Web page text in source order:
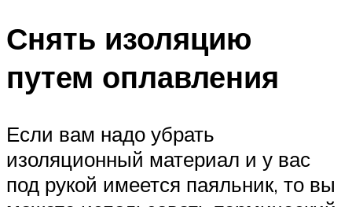
Снять изоляцию
путем оплавления
Если вам надо убрать
изоляционный материал и у вас
под рукой имеется паяльник, то вы